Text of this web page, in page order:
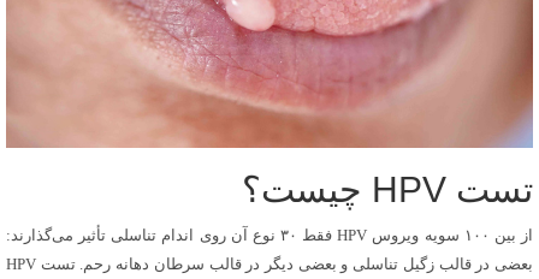
تست HPV چیست؟
از بین ۱۰۰ سویه ویروس HPV فقط ۳۰ نوع آن روی اندام تناسلی تأثیر می‌گذارند:
بعضی در قالب زگیل تناسلی و بعضی دیگر در قالب سرطان دهانه رحم. تست HPV